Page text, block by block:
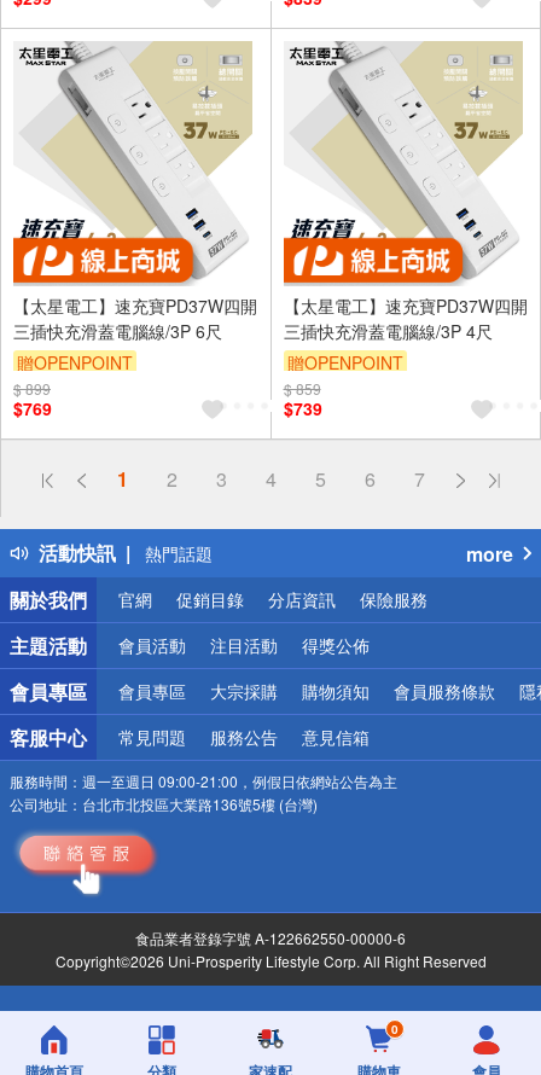
【太星電工】速充寶PD37W四開
三插快充滑蓋電腦線/3P 6尺
贈OPENPOINT
$ 899
$769
【太星電工】速充寶PD37W四開
三插快充滑蓋電腦線/3P 4尺
贈OPENPOINT
$ 859
$739
1 2 3 4 5 6 7
活動快訊
偏遠地區配送
得獎公告
熱門話題
銀行優惠
偏遠地區配送
詐騙網頁！請小心！
more
關於我們
官網 促銷目錄 分店資訊 保險服務
主題活動 會員活動 注目活動 得獎公佈
會員專區 會員專區 大宗採購 購物須知 會員服務條款 隱
客服中心 常見問題 服務公告 意見信箱
服務時間： 週一至週日 09:00-21:00，例假日依網站公告為主
公司地址： 台北市北投區大業路136號5樓 (台灣)
食品業者登錄字號 A-122662550-00000-6
Copyright©2026 Uni-Prosperity Lifestyle Corp. All Right Reserved
0